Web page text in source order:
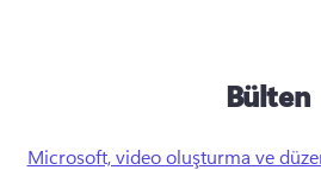
Bülten
Microsoft, video oluşturma ve